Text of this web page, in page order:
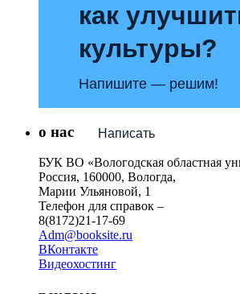
как
культуры?
Напишите — решим!
Написать
о нас
БУК ВО «Вологодская областная
Россия, 160000, Вологда,
Марии Ульяновой, 1
Телефон для справок –
8(8172)21-17-69
Adm@booksite.ru
ВКонтакте
Видеохостинг